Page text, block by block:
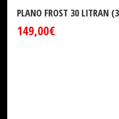
PLANO FROST 30 LITRAN
149,00€